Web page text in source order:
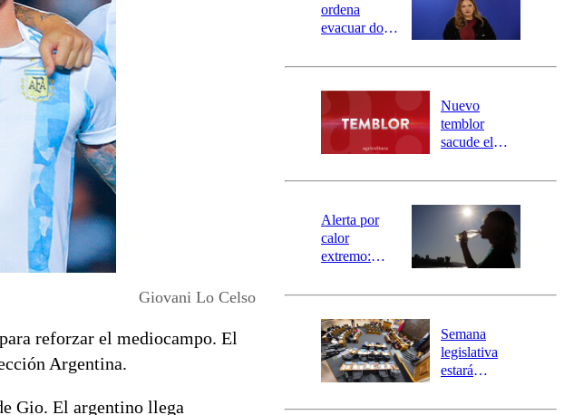
Giovani Lo Celso
reforzar el mediocampo. El
Argentina.
Gio. El argentino llega
ordena
evacuar dos
Carahue por
río Damas:
activa
mensajería
SAE
Nuevo
temblor
sacude el
revisa la
epicentro
Alerta por
calor
extremo:
activa Alerta
Preventiva en
tres comunas
Semana
legislativa
estará
el fin de la